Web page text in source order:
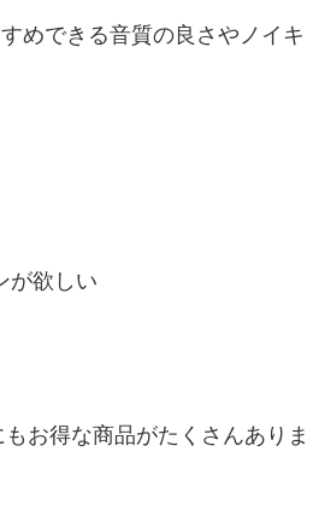
めできる音質の良さやノイキ
が欲しい
お得な商品がたくさんありま